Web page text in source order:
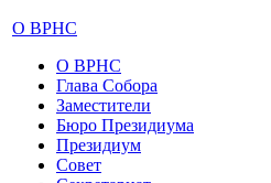
О ВРНС
О ВРНС
Глава Собора
Заместители
Бюро Президиума
Президиум
Совет